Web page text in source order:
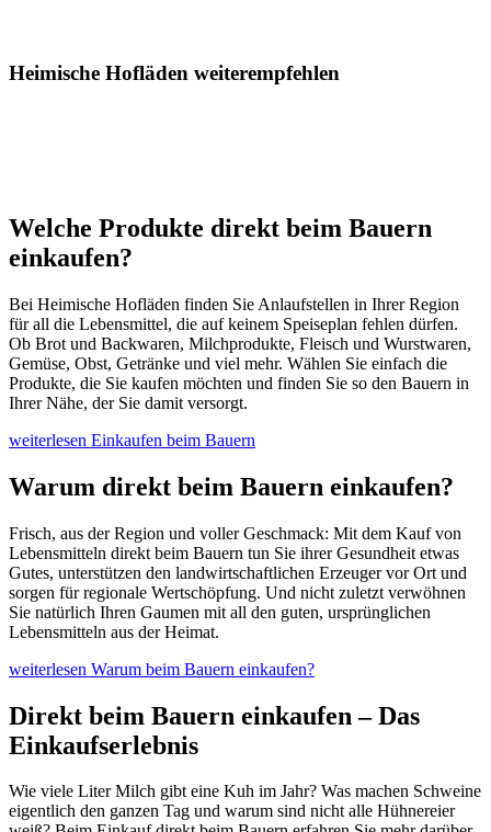
Heimische Hofläden weiterempfehlen
Welche Produkte direkt beim Bauern
einkaufen?
Bei Heimische Hofläden finden Sie Anlaufstellen in Ihrer Region
für all die Lebensmittel, die auf keinem Speiseplan fehlen dürfen.
Ob Brot und Backwaren, Milchprodukte, Fleisch und Wurstwaren,
Gemüse, Obst, Getränke und viel mehr. Wählen Sie einfach die
Produkte, die Sie kaufen möchten und finden Sie so den Bauern in
Ihrer Nähe, der Sie damit versorgt.
weiterlesen Einkaufen beim Bauern
Warum direkt beim Bauern einkaufen?
Frisch, aus der Region und voller Geschmack: Mit dem Kauf von
Lebensmitteln direkt beim Bauern tun Sie ihrer Gesundheit etwas
Gutes, unterstützen den landwirtschaftlichen Erzeuger vor Ort und
sorgen für regionale Wertschöpfung. Und nicht zuletzt verwöhnen
Sie natürlich Ihren Gaumen mit all den guten, ursprünglichen
Lebensmitteln aus der Heimat.
weiterlesen Warum beim Bauern einkaufen?
Direkt beim Bauern einkaufen – Das
Einkaufserlebnis
Wie viele Liter Milch gibt eine Kuh im Jahr? Was machen Schweine
eigentlich den ganzen Tag und warum sind nicht alle Hühnereier